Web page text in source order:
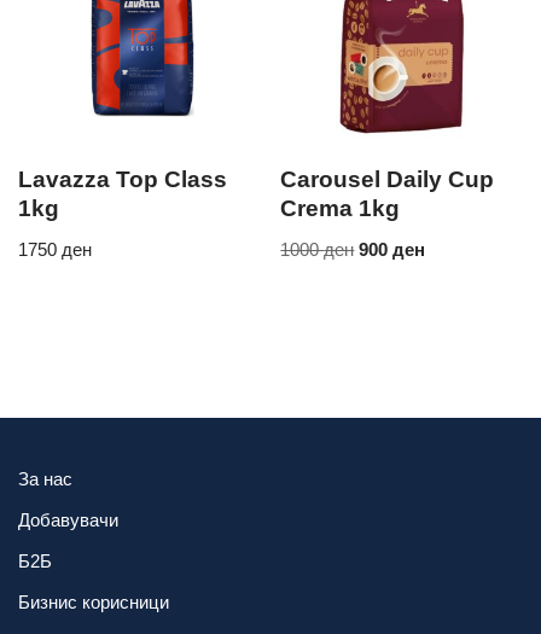
Lavazza Top Class
1kg
1750 ден
Carousel Daily Cup
Crema 1kg
1000ден 900ден
За нас
Добавувачи
Б2Б
Бизнис корисници